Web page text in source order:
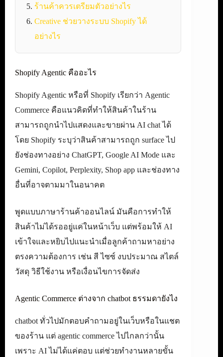
ร้านค้าควรเตรียมตัวอย่างไร
Creative ช่วยวางระบบ Shopify ได้
อย่างไร
Shopify Agentic คืออะไร
Shopify Agentic หรือที่ Shopify เรียกว่า Agentic
Commerce คือแนวคิดที่ทำให้สินค้าในร้าน
สามารถถูกนำไปแสดงและขายผ่าน AI chat ได้
โดย Shopify ระบุว่าสินค้าสามารถถูก surface ไป
ยังช่องทางอย่าง ChatGPT, Google AI Mode และ
Gemini, Copilot, Perplexity, Shop app และช่องทาง
อื่นที่อาจตามมาในอนาคต
พูดแบบภาษาร้านค้าออนไลน์ มันคือการทำให้
สินค้าไม่ได้รออยู่แค่ในหน้าเว็บ แต่พร้อมให้ AI
เข้าใจและหยิบไปแนะนำเมื่อลูกค้าถามหาอย่าง
ตรงความต้องการ เช่น สี ไซซ์ งบประมาณ สไตล์
วัสดุ วิธีใช้งาน หรือเงื่อนไขการจัดส่ง
Agentic Commerce ต่างจาก chatbot ธรรมดายังไง
chatbot ทั่วไปมักตอบคำถามอยู่ในเว็บหรือในแชต
ของร้าน แต่ agentic commerce ไปไกลกว่านั้น
เพราะ AI ไม่ได้แค่ตอบ แต่ช่วยทำงานหลายขั้น